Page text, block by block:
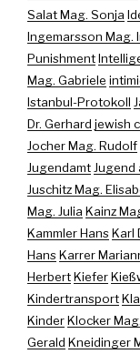
Salat Mag. Sonja
Ingemarsson Mag.
Punishment
Mag. Gabriele
Istanbul-Protokoll
Dr. Gerhard jewish
Jocher Mag. Rudolf
JugendamtJugend
Juschitz Mag.
Mag. Julia Kainz
Kammler HansKarl
HansKarrer
HerbertKiefer
Kindertransport
KinderKlocker
Gerald Kneidinger